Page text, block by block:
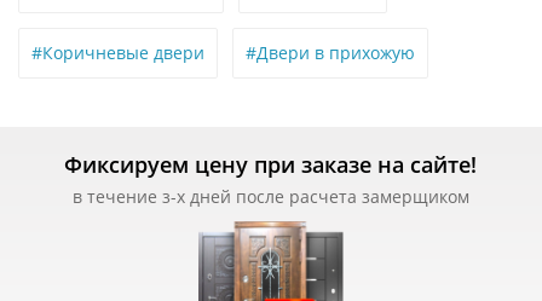
#Коричневые двери #Двери в прихожую
Фиксируем цену при заказе на сайте!
в течение з-х дней после расчета замерщиком